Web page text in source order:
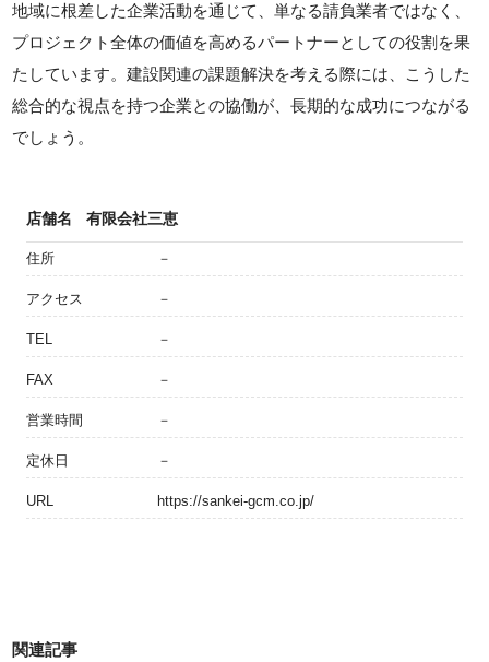
地域に根差した企業活動を通じて、単なる請負業者ではなく、
プロジェクト全体の価値を高めるパートナーとしての役割を果
たしています。建設関連の課題解決を考える際には、こうした
総合的な視点を持つ企業との協働が、長期的な成功につながる
でしょう。
店舗名 有限会社三恵
住所 －
アクセス －
TEL －
FAX －
営業時間 －
定休日 －
URL https://sankei-gcm.co.jp/
関連記事